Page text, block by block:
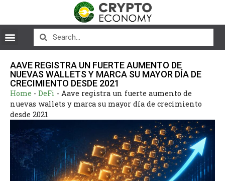
AAVE REGISTRA UN FUERTE AUMENTO DE
NUEVAS WALLETS Y MARCA SU MAYOR DÍA DE
CRECIMIENTO DESDE 2021
Home - DeFi - Aave registra un fuerte aumento de
nuevas wallets y marca su mayor día de crecimiento
desde 2021